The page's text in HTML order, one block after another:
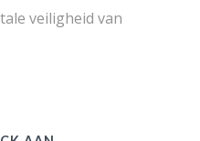
veiligheid van